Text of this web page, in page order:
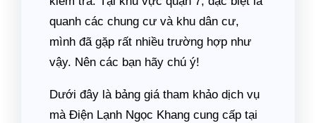
quanh các chung cư và khu dân cư,
mình đã gặp rất nhiều trường hợp như
vậy. Nên các bạn hãy chú ý!
Dưới đây là bảng giá tham khảo dịch vụ
mà Điện Lạnh Ngọc Khang cung cấp tại